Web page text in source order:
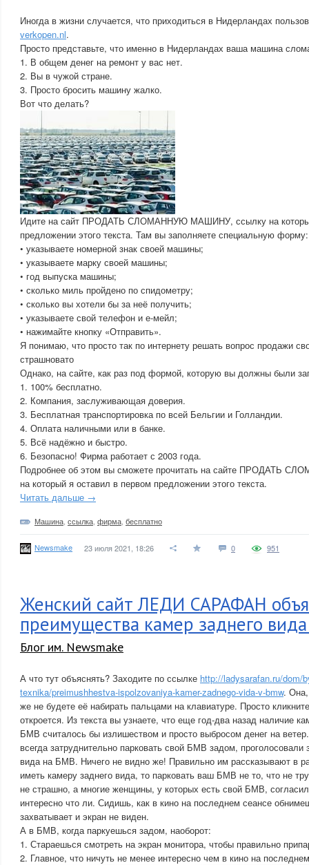
Иногда в жизни случается, что приходиться в Нидерландах
verkopen.nl.
Просто представьте, что именно в Нидерландах ваша машина
1. В общем денег на ремонт у вас нет.
2. Вы в чужой стране.
3. Просто бросить машину жалко.
Вот что делать?
Идите на сайт ПРОДАТЬ СЛОМАННУЮ МАШИНУ, ссылку на
предложении этого текста. Там вы заполняете специальную форму:
• указываете номерной знак своей машины;
• указываете марку своей машины;
• год выпуска машины;
• сколько миль пройдено по спидометру;
• сколько вы хотели бы за неё получить;
• указываете свой телефон и е-мейл;
• нажимайте кнопку «Отправить».
Я понимаю, что просто так по интернету решать вопрос продажи
страшновато
Однако, на сайте, как раз под формой, которую вы должны были
1. 100% бесплатно.
2. Компания, заслуживающая доверия.
3. Бесплатная транспортировка по всей Бельгии и Голландии.
4. Оплата наличными или в банке.
5. Всё надёжно и быстро.
6. Безопасно! Фирма работает с 2003 года.
Подробнее об этом вы сможете прочитать на сайте ПРОДАТЬ
на который я оставил в первом предложении этого текста.
Читать дальше →
Машина ссылка фирма бесплатно
Newsmake 23 июля 2021, 18:26 0 951
Женский сайт ЛЕДИ САРАФАН
преимущества камер заднего
Блог им. Newsmake
А что тут объяснять? Заходите по ссылке http://ladysarafan.ru/dom/
texnika/preimushhestva-ispolzovaniya-kamer-zadnego-vida-v-bmw. Она,
же не будете её набирать пальцами на клавиатуре. Просто
откроется. Из текста вы узнаете, что еще год-два назад наличие
БМВ считалось бы излишеством и просто выбросом денег на
всегда затруднительно парковать свой БМВ задом, проголосовали
вида на БМВ. Ничего не видно же! Правильно им рассказывают в
иметь камеру заднего вида, то парковать ваш БМВ не то, что не
не страшно, а многие женщины, у которых есть свой БМВ,
интересно что ли. Сидишь, как в кино на последнем сеансе
захватывает и экран не виден.
А в БМВ, когда паркуешься задом, наоборот:
1. Стараешься смотреть на экран монитора, чтобы правильно
2. Главное, что ничуть не менее интересно чем в кино на